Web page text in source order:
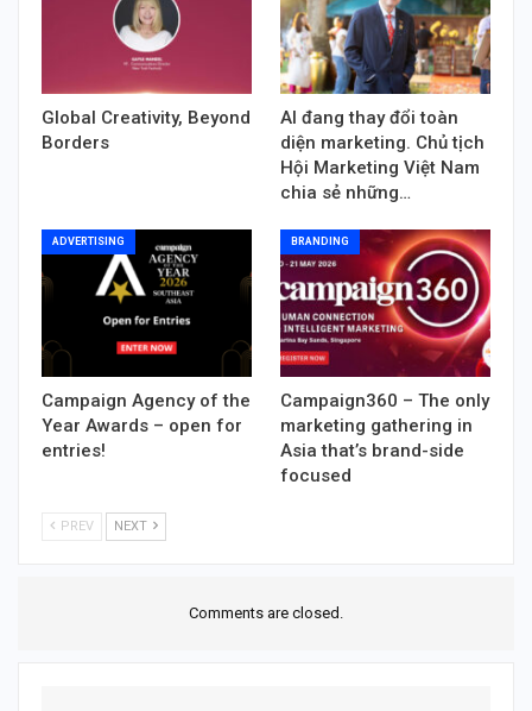
Global Creativity, Beyond
Borders
AI đang thay đổi toàn
diện marketing. Chủ tịch
Hội Marketing Việt Nam
chia sẻ những…
ADVERTISING
Campaign Agency of the
Year Awards – open for
entries!
BRANDING
Campaign360 – The only
marketing gathering in
Asia that’s brand-side
focused
PREV NEXT
Comments are closed.